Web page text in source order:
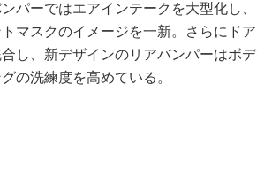
パーではエアインテークを大型化し、
マスクのイメージを一新。さらにドア
し、新デザインのリアバンパーはボデ
の洗練度を高めている。